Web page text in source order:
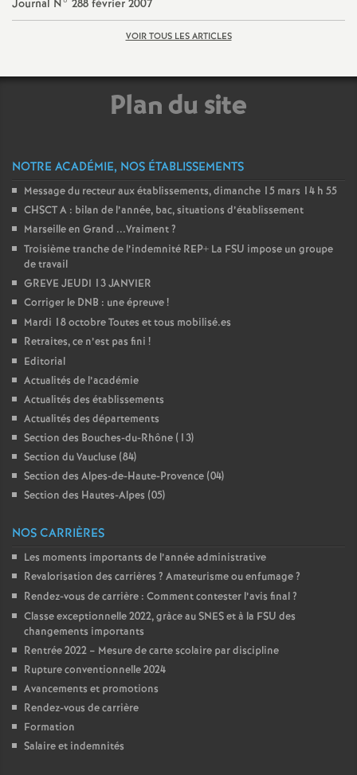
S
e
n
l
é
a
Journal N° 288 février 2007
VOIR TOUS LES ARTICLES
Plan du site
NOTRE ACADÉMIE, NOS ÉTABLISSEMENTS
Message du recteur aux établissements, dimanche 15 mars 14 h 55
CHSCT A : bilan de l’année, bac, situations d’établissement
Marseille en Grand ...Vraiment?
Troisième tranche de l’indemnité REP+ La FSU impose un groupe
de travail
GREVE JEUDI 13 JANVIER
Corriger le DNB : une épreuve!
Mardi 18 octobre Toutes et tous mobilisé.es
Retraites, ce n’est pas fini !
Editorial
Actualités de l’académie
Actualités des établissements
Actualités des départements
Section des Bouches-du-Rhône (13)
Section du Vaucluse (84)
Section des Alpes-de-Haute-Provence (04)
Section des Hautes-Alpes (05)
NOS CARRIÈRES
Les moments importants de l’année administrative
Revalorisation des carrières ? Amateurisme ou enfumage?
Rendez-vous de carrière : Comment contester l’avis final?
Classe exceptionnelle 2022, gràce au SNES et à la FSU des
changements importants
Rentrée 2022 – Mesure de carte scolaire par discipline
Rupture conventionnelle 2024
Avancements et promotions
Rendez-vous de carrière
Formation
Salaire et indemnités